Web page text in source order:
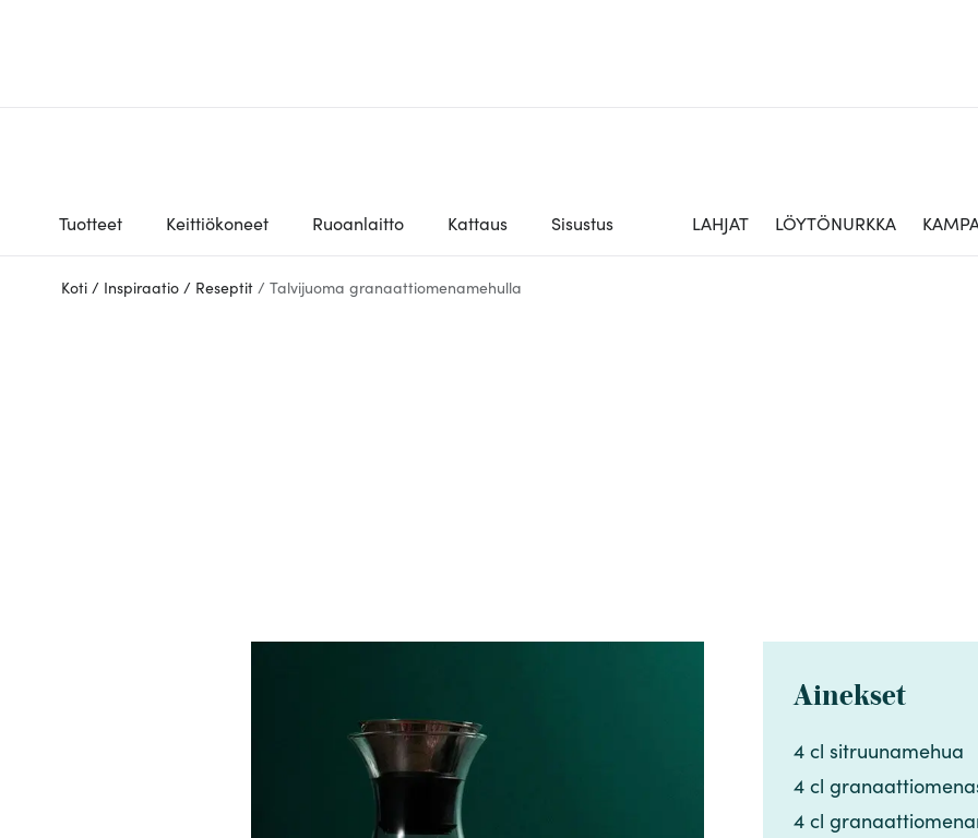
Tuotteet Keittiökoneet Ruoanlaitto Kattaus Sisustus LAHJAT LÖYTÖNURKKA
Koti / Inspiraatio / Reseptit / Talvijuoma granaattiomenamehulla
Ainekset
4 cl sitruunamehua​​​​‌ ‍ ​‍​‍‌‍ ‌ ​‍‌‍‍‌‌‍‌ ‌‍‍‌‌‍ ‍​‍​‍​ ‍‍​‍​‍‌ ​ ‌‍​‌‌‍ ‍‌‍‍‌‌ ‌​‌ ‍‌​‍ ‍‌‍‍‌‌‍ ​‍​‍​‍ ​​‍​‍‌‍‍​‌ ​‍‌‍‌‌‌‍‌‍​‍​‍​ ‍‍​‍​‍‌‍‍​‌ ‌​‌ ‌​‌ ​​‌ ​ ​ ‍‍​‍ ​‍ ‌‍​ ‌‍ ‌‌ ​ ​‍ ‍‌‍​ ‌‍‌‌‌ ​‍‌ ‌‍‌‍‌‌‌ ​‍‌‍​‌​‍ ‍‌ ​ ‌‍‌‌​‍ ‌ ​​‌ ​‍‌‍ ‌‍‌​‌ ‌‌‌‍​ ‌ ‌​‌‍‍‌‌‍ ‌‍ ‍​‍ ‌‍‍‌‌‍ ‍‌ ‌​‌‍‌‌‌‍ ‍‌ ‌​​‍ ‌‍‌‌‌‍‌​‌‍‍‌‌ ‌​​‍ ‌‍ ‌‌‍ ‌‍‌​‌‍‌‌​ ‌‌ ​​‌ ​‍‌‍‌‌‌ ​ ‌‍‌‌‌‍ ‍‌ ‌​‌‍​‌‌ ‌​‌‍‍‌‌‍ ‌‍ ‍​ ‍ ‌‍‍‌‌‍‌​​ ‌​ ​​‌‍​‍​ ‌ ​ ​‌‌‍‌‌​ ‌ ​ ​ ​ ‌‍​‍ ‌​ ‍​‌‍​‌​ ‌​​ ‌​​‍ ‌​ ‌​​ ​‍​ ‌​​ ‍​​‍ ‌​ ‍‌​ ​‌‌‍​‍‌‍‌‍​‍ ‌​ ‌‌​ ‌‌​ ‍‌‌‍​‍​ ​ ​ ‌‌‌‍​‌​ ‍‌​ ‌‌​ ​‌​ ​ ‌‍​‍​ ‍ ‌ ‌​‌ ‍‌‌ ​​‌‍‌‌​ ‌‌ ​​‌‍​‌‌‍‌ ‌‍‌‌​ ‍ ‌ ​​‌‍​‌‌ ‌​‌‍‍​​ ‌‌‍​‍‌‍ ​‌‍ ‌‍​ ‌‍‍ ‌ ​ ​‍‌‌​ ‌‌‌​​‍‌‌ ‌‍‍ ‌‍‌‌‌ ‍‌​‍‌‌​ ​ ‌​‌​​‍‌‌​ ​ ‌​‌​​‍‌‌​ ​‍​ ​‍​ ‍‌‌‍​‍‌‍‌​​ ‌​​ ‍‌​ ‌‌​ ​‌‌‍​‌​‍ ‌‌‍​‌​ ‌‍​ ‌‌​ ‌​​‍ ‌​ ‌​‌‍​ ​ ‍‌​ ‍‌​‍ ‌‌‍​‌‌‍​ ​ ‌‌​ ‍‌​‍ ‌‌‍​‍​ ​‍​ ‌​​ ​‌‌‍​‌​ ​‌‌‍​‍​ ​‌‌‍​‍​ ​‌​ ‌‍​ ‌ ​‍‌‌​ ​‍​ ​‍​‍‌‌​ ‌‌‌​‌​​‍ ‍‌‍​ ‌‍ ‌‍ ​‌ ‌‌‌‍ ‌‌‍ ‍‌ ​ ​‍‌‌​ ‌‌‌​​‍‌‌ ‌‍‍ ‌‍‌‌‌ ‍‌​‍‌‌​ ​ ‌​‌​​‍‌‌​ ​ ‌​‌​​‍‌‌​ ​‍​ ​‍​ ​​​ ‌‍​ ​ ​ ‍​​ ‍‌​ ‌​​ ​​​ ‍‌​ ​ ​ ​‍​ ​‌‌‍​‌​‍‌‌​ ​‍​ ​‍​‍‌‌​ ‌‌‌​‌​​‍ ‍‌‍‍‌‌ ‌​‌‍‌‌‌‍ ‌‌ ​ ​‍‌‌​ ‌‌‌​​‍​ ​​​‍‌‌​ ‌‌‌​‌​​ ‌‍​‍‌‍​‌‌ ​ ‌‍‌‌‌‌‌‌‌ ​‍‌‍ ​​ ‌‌‍‍​‌ ‌​‌ ‌​‌ ​​‌ ​ ​‍‌‌​ ​ ‌​​‌​‍‌‌​ ​‍‌​‌‍​‍‌‌​ ​‍‌​‌‍‌‍​ ‌‍ ‌‌ ​ ​‍ ‍‌‍​ ‌‍‌‌‌ ​‍‌ ‌‍‌‍‌‌‌ ​‍‌‍​‌​‍ ‍‌ ​ ‌‍‌‌​‍‌‍‌‍‍‌‌‍‌​​ ‌​ ​​‌‍​‍​ ‌ ​ ​‌‌‍‌‌​ ‌ ​ ​ ​ ‌‍​‍ ‌​ ‍​‌‍​‌​ ‌​​ ‌​​‍ ‌​ ‌​​ ​‍​ ‌​​ ‍​​‍ ‌​ ‍‌​ ​‌‌‍​‍‌‍‌‍​‍ ‌​ ‌‌​ ‌‌​ ‍‌‌‍​‍​ ​ ​ ‌‌‌‍​‌​ ‍‌​ ‌‌​ ​‌​ ​ ‌‍​‍​‍‌‍‌ ‌​‌ ‍‌‌ ​​‌‍‌‌​ ‌‌ ​​‌‍​‌‌‍‌ ‌‍‌‌​‍‌‍‌ ​​‌‍​‌‌ ‌​‌‍‍​​ ‌‌‍​‍‌‍ ​‌‍ ‌‍​ ‌‍‍ ‌ ​ ​‍‌‌​ ‌‌‌​​‍‌‌ ‌‍‍ ‌‍‌‌‌ ‍‌​‍‌‌​ ​ ‌​‌​​‍‌‌​ ​ ‌​‌​​‍‌‌​ ​‍​ ​‍​ ‍‌‌‍​‍‌‍‌​​ ‌​​ ‍‌​ ‌‌​ ​‌‌‍​‌​‍ ‌‌‍​‌​ ‌‍​ ‌‌​ ‌​​‍ ‌​ ‌​‌‍​ ​ ‍‌​ ‍‌​‍ ‌‌‍​‌‌‍​ ​ ‌‌​ ‍‌​‍ ‌‌‍​‍​ ​‍​ ‌​​ ​‌‌‍​‌​ ​‌‌‍​‍​ ​‌‌‍​‍​ ​‌​ ‌‍​ ‌ ​‍‌‌​ ​‍​ ​‍​‍‌‌​ ‌‌‌​‌​​‍ ‍‌‍​ ‌‍ ‌‍ ​‌ ‌‌‌‍ ‌‌‍ ‍‌ ​ ​‍‌‌​ ‌‌‌​​‍‌‌ ‌‍‍ ‌‍‌‌‌ ‍‌​‍‌‌​ ​ ‌​‌​​‍‌‌​ ​ ‌​‌​​‍‌‌​ ​‍​ ​‍​ ​​​ ‌‍​ ​ ​ ‍​​ ‍‌​ ‌​​ ​​​ ‍‌​ ​ ​ ​‍​ ​‌‌‍​‌​‍‌‌​ ​‍​ ​‍​‍‌‌​ ‌‌‌​‌​​‍ ‍‌‍‍‌‌ ‌​‌‍‌‌‌‍ ‌‌ ​ ​‍‌‌​ ‌‌‌​​‍​ ​​​‍‌‌​ ‌‌‌​‌​​‍‌‍‌ ‌ ‌‍ ‌ ​‍‌‍‍ ‌ ​ ‌ ​​‌‍​‌‌‍​ ‌‍‌‌​ ‌‌ ​​‌ ​‍‌‍ ‌‍‌​‌ ‌‌‌‍​ ‌ ‌​‌‍‍‌‌‍ ‌‍ ‍​‍‌‍‌ ​​‌‍‌‌‌ ​‍‌ ​ ‌ ​​‌‍‌‌‌‍​ ‌ ‌​‌‍‍‌‌ ‌‍‌‍‌‌​ ‌‌ ​​‌ ‌‌‌‍​‍‌‍ ​‌‍‍‌‌ ​ ‌‍‍​‌‍‌‌‌‍‌​​‍​‍‌ ‌
4 cl granaattiomenasokerisiirappia​​​​‌
4 cl granaattiomenamehua​​​​‌